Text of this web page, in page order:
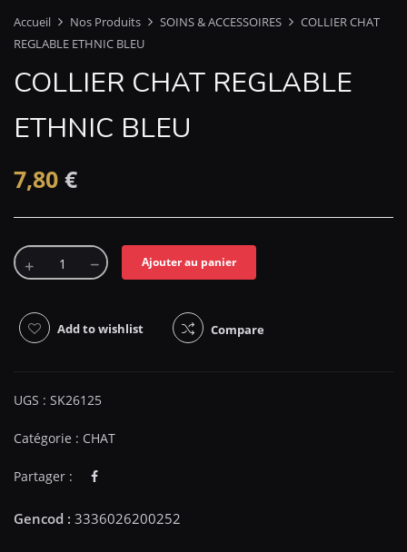
Accueil Nos Produits SOINS & ACCESSOIRES
COLLIER CHAT
REGLABLE ETHNIC BLEU
COLLIER CHAT REGLABLE
ETHNIC BLEU
7,80 €
Ajouter au panier
Add to wishlist Compare
UGS : SK26125
Catégorie : CHAT
Partager :